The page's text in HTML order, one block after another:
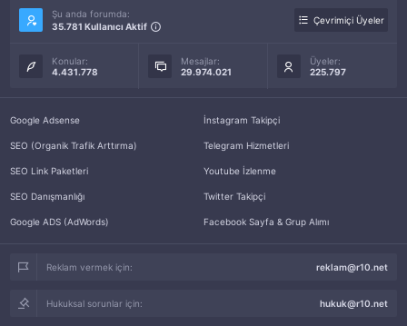
Şu anda forumda:
35.781 Kullanıcı Aktif
Çevrimiçi Üyeler
Konular:
4.431.778
Mesajlar:
29.974.021
Üyeler:
225.797
Google Adsense
SEO (Organik Trafik Arttırma)
SEO Link Paketleri
SEO Danışmanlığı
Google ADS (AdWords)
İnstagram Takipçi
Telegram Hizmetleri
Youtube İzlenme
Twitter Takipçi
Facebook Sayfa & Grup Alımı
Reklam vermek için: reklam@r10.net
Hukuksal sorunlar için: hukuk@r10.net